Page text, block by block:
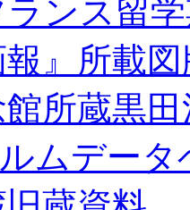
ンス留
報』所載
所蔵黒
ムデータ